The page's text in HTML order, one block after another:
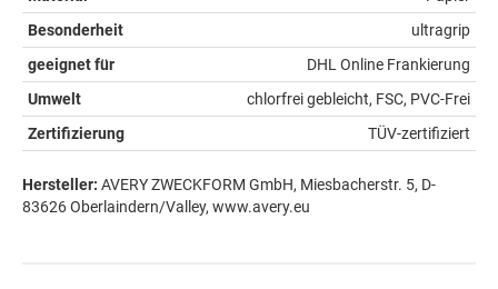
Besonderheit
ultragrip
geeignet für
DHL Online Frankierung
Umwelt
chlorfrei gebleicht, FSC, PVC-Frei
Zertifizierung
TÜV-zertifiziert
Hersteller: AVERY ZWECKFORM GmbH, Miesbacherstr. 5, D-
83626 Oberlaindern/Valley, www.avery.eu